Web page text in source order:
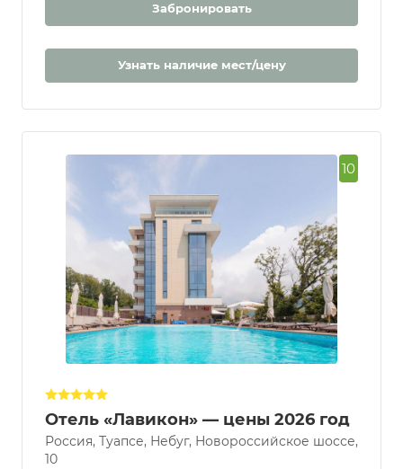
Забронировать
Узнать наличие мест/цену
10
Отель «Лавикон» — цены 2026 год
Россия, Туапсе, Небуг, Новороссийское шоссе,
10